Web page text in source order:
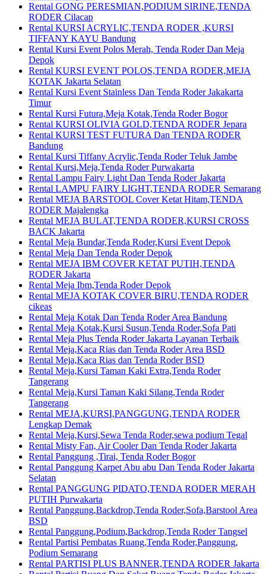
Rental GONG PERESMIAN,PODIUM SIRINE,TENDA
RODER Cilacap
Rental KURSI ACRYLIC,TENDA RODER ,KURSI
TIFFANY KAYU Bandung
Rental Kursi Event Polos Merah, Tenda Roder Dan Meja
Depok
Rental KURSI EVENT POLOS,TENDA RODER,MEJA
KOTAK Jakarta Selatan
Rental Kursi Event Stainless Dan Tenda Roder Jakakarta
Timur
Rental Kursi Futura,Meja Kotak,Tenda Roder Bogor
Rental KURSI OLIVIA GOLD,TENDA RODER Jepara
Rental KURSI TEST FUTURA Dan TENDA RODER
Bandung
Rental Kursi Tiffany Acrylic,Tenda Roder Teluk Jambe
Rental Kursi,Meja,Tenda Roder Purwakarta
Rental Lampu Fairy Light Dan Tenda Roder Jakarta
Rental LAMPU FAIRY LIGHT,TENDA RODER Semarang
Rental MEJA BARSTOOL Cover Ketat Hitam,TENDA
RODER Majalengka
Rental MEJA BULAT,TENDA RODER,KURSI CROSS
BACK Jakarta
Rental Meja Bundar,Tenda Roder,Kursi Event Depok
Rental Meja Dan Tenda Roder Depok
Rental MEJA IBM COVER KETAT PUTIH,TENDA
RODER Jakarta
Rental Meja Ibm,Tenda Roder Depok
Rental MEJA KOTAK COVER BIRU,TENDA RODER
cikeas
Rental Meja Kotak Dan Tenda Roder Area Bandung
Rental Meja Kotak,Kursi Susun,Tenda Roder,Sofa Pati
Rental Meja Plus Tenda Roder Jakarta Layanan Terbaik
Rental Meja,Kaca Rias dan Tenda Roder Area BSD
Rental Meja,Kaca Rias dan Tenda Roder BSD
Rental Meja,Kursi Taman Kaki Extra,Tenda Roder
Tangerang
Rental Meja,Kursi Taman Kaki Silang,Tenda Roder
Tangerang
Rental MEJA,KURSI,PANGGUNG,TENDA RODER
Lengkap Demak
Rental Meja,Kursi,Sewa Tenda Roder,sewa podium Tegal
Rental Misty Fan, Air Cooler Dan Tenda Roder Jakarta
Rental Panggung ,Tirai, Tenda Roder Bogor
Rental Panggung Karpet Abu abu Dan Tenda Roder Jakarta
Selatan
Rental PANGGUNG PIDATO,TENDA RODER MERAH
PUTIH Purwakarta
Rental Panggung,Backdrop,Tenda Roder,Sofa,Barstool Area
BSD
Rental Panggung,Podium,Backdrop,Tenda Roder Tangsel
Rental Partisi Pembatas Ruang,Tenda Roder,Panggung,
Podium Semarang
Rental PARTISI PLUS BANNER,TENDA RODER Jakarta